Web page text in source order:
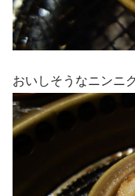
おいしそうなニンニ